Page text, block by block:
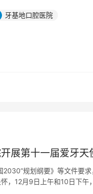
牙基地口腔医院
展第十一届爱牙天
2030”规划纲要》等文件要
，12月9日上午和10日下午